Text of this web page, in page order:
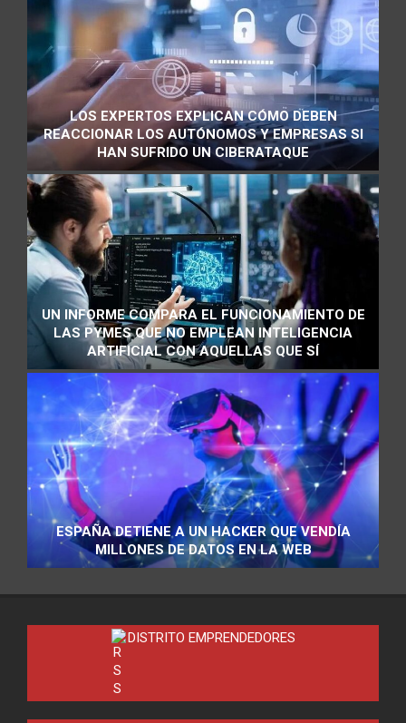
LOS EXPERTOS EXPLICAN CÓMO DEBEN
REACCIONAR LOS AUTÓNOMOS Y EMPRESAS SI
HAN SUFRIDO UN CIBERATAQUE
UN INFORME COMPARA EL FUNCIONAMIENTO DE
LAS PYMES QUE NO EMPLEAN INTELIGENCIA
ARTIFICIAL CON AQUELLAS QUE SÍ
ESPAÑA DETIENE A UN HACKER QUE VENDÍA
MILLONES DE DATOS EN LA WEB
DISTRITO EMPRENDEDORES